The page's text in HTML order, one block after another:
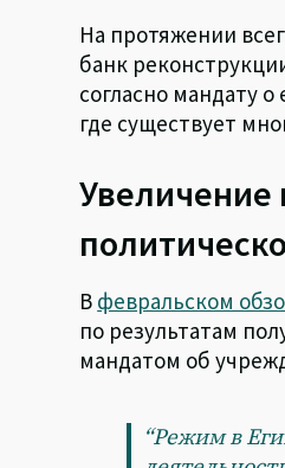
На протяжении
банк
согласно мандату
где существует
Увеличение
В февральском
по результатам
мандатом об
“Режим в